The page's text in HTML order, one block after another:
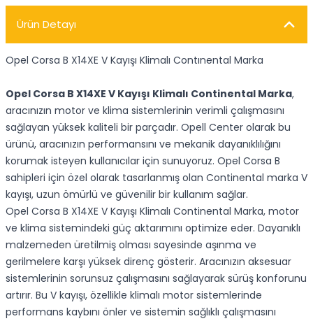
Ürün Detayı
Opel Corsa B X14XE V Kayışı Klimalı Contınental Marka
Opel Corsa B X14XE V Kayışı Klimalı Continental Marka,
aracınızın motor ve klima sistemlerinin verimli çalışmasını
sağlayan yüksek kaliteli bir parçadır. Opell Center olarak bu
ürünü, aracınızın performansını ve mekanik dayanıklılığını
korumak isteyen kullanıcılar için sunuyoruz. Opel Corsa B
sahipleri için özel olarak tasarlanmış olan Continental marka V
kayışı, uzun ömürlü ve güvenilir bir kullanım sağlar.
Opel Corsa B X14XE V Kayışı Klimalı Continental Marka, motor
ve klima sistemindeki güç aktarımını optimize eder. Dayanıklı
malzemeden üretilmiş olması sayesinde aşınma ve
gerilmelere karşı yüksek direnç gösterir. Aracınızın aksesuar
sistemlerinin sorunsuz çalışmasını sağlayarak sürüş konforunu
artırır. Bu V kayışı, özellikle klimalı motor sistemlerinde
performans kaybını önler ve sistemin sağlıklı çalışmasını